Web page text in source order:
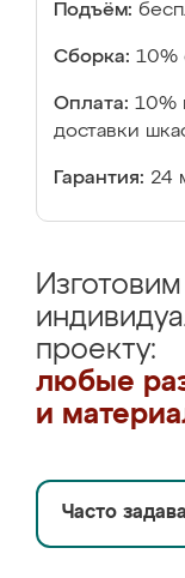
Подъём:
Сборка: 10%
Оплата: 10%
доставки
Гарантия: 24
проекту:
любые
и
Часто